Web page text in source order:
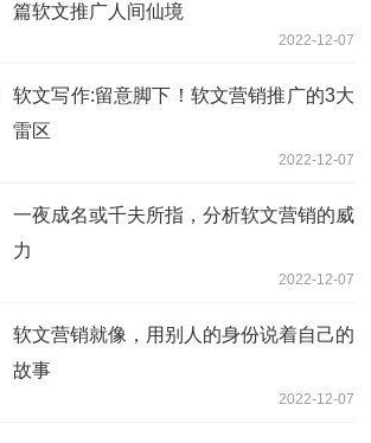
篇软文推广人间仙境
2022-12-07
软文写作:留意脚下！软文营销推广的3大
雷区
2022-12-07
一夜成名或千夫所指，分析软文营销的威
力
2022-12-07
软文营销就像，用别人的身份说着自己的
故事
2022-12-07